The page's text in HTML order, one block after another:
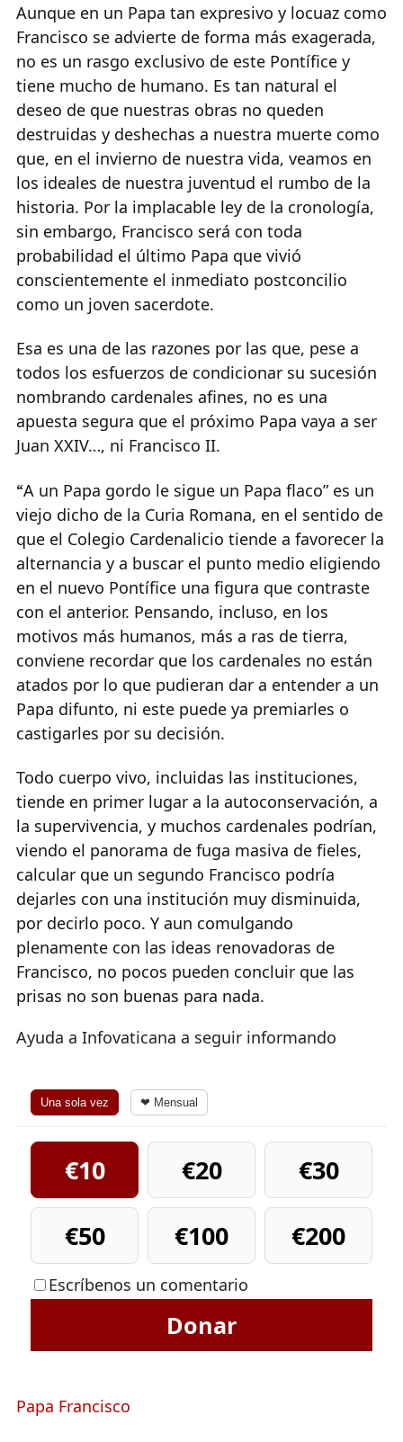
Aunque en un Papa tan expresivo y locuaz como
Francisco se advierte de forma más exagerada,
no es un rasgo exclusivo de este Pontífice y
tiene mucho de humano. Es tan natural el
deseo de que nuestras obras no queden
destruidas y deshechas a nuestra muerte como
que, en el invierno de nuestra vida, veamos en
los ideales de nuestra juventud el rumbo de la
historia. Por la implacable ley de la cronología,
sin embargo, Francisco será con toda
probabilidad el último Papa que vivió
conscientemente el inmediato postconcilio
como un joven sacerdote.
Esa es una de las razones por las que, pese a
todos los esfuerzos de condicionar su sucesión
nombrando cardenales afines, no es una
apuesta segura que el próximo Papa vaya a ser
Juan XXIV…, ni Francisco II.
“A un Papa gordo le sigue un Papa flaco” es un
viejo dicho de la Curia Romana, en el sentido de
que el Colegio Cardenalicio tiende a favorecer la
alternancia y a buscar el punto medio eligiendo
en el nuevo Pontífice una figura que contraste
con el anterior. Pensando, incluso, en los
motivos más humanos, más a ras de tierra,
conviene recordar que los cardenales no están
atados por lo que pudieran dar a entender a un
Papa difunto, ni este puede ya premiarles o
castigarles por su decisión.
Todo cuerpo vivo, incluidas las instituciones,
tiende en primer lugar a la autoconservación, a
la supervivencia, y muchos cardenales podrían,
viendo el panorama de fuga masiva de fieles,
calcular que un segundo Francisco podría
dejarles con una institución muy disminuida,
por decirlo poco. Y aun comulgando
plenamente con las ideas renovadoras de
Francisco, no pocos pueden concluir que las
prisas no son buenas para nada.
Ayuda a Infovaticana a seguir informando
Una sola vez ❤ Mensual
€10 €20
€30
€50
€100 €200
Escríbenos un comentario
Donar
Papa Francisco